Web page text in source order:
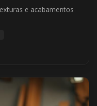
e acabamentos